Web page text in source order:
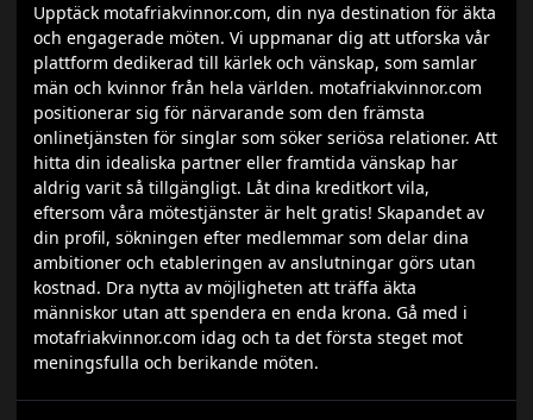
Upptäck motafriakvinnor.com, din nya destination för äkta
och engagerade möten. Vi uppmanar dig att utforska vår
plattform dedikerad till kärlek och vänskap, som samlar
män och kvinnor från hela världen. motafriakvinnor.com
positionerar sig för närvarande som den främsta
onlinetjänsten för singlar som söker seriösa relationer. Att
hitta din idealiska partner eller framtida vänskap har
aldrig varit så tillgängligt. Låt dina kreditkort vila,
eftersom våra mötestjänster är helt gratis! Skapandet av
din profil, sökningen efter medlemmar som delar dina
ambitioner och etableringen av anslutningar görs utan
kostnad. Dra nytta av möjligheten att träffa äkta
människor utan att spendera en enda krona. Gå med i
motafriakvinnor.com idag och ta det första steget mot
meningsfulla och berikande möten.